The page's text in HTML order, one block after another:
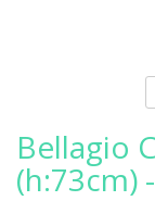
Bellagio
(h:73cm)